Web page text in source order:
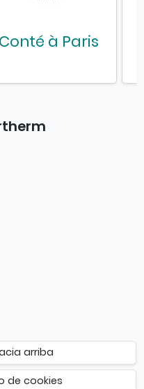
Conté à Paris
arriba
de cookies